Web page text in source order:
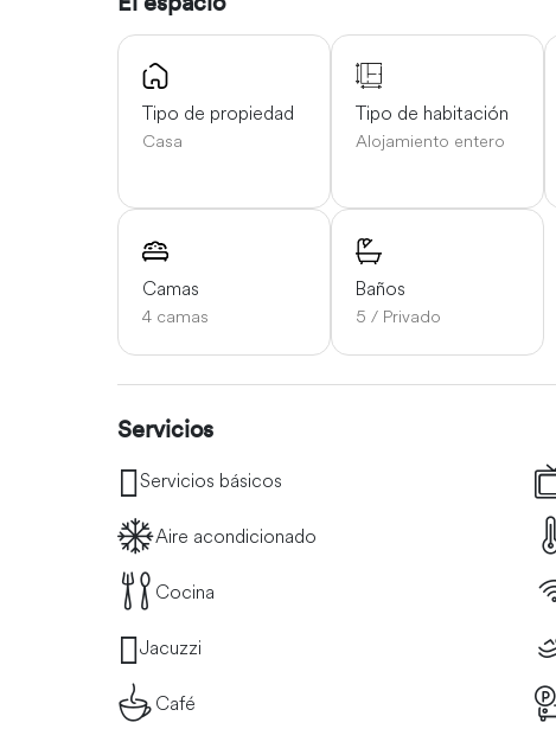
Tipo de propiedad
Casa
Tipo de habitación
Alojamiento entero
Camas
4 camas
Baños
5 / Privado
Servicios
Servicios básicos
Aire acondicionado
Cocina
Jacuzzi
Café